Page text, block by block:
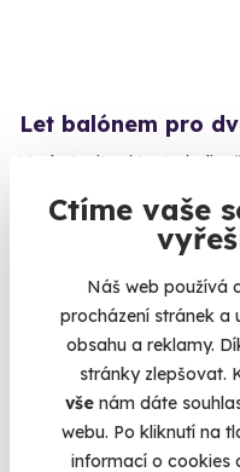
Ctíme vaše
Náš web používá
procházení stránek a
obsahu a reklamy.
stránky zlepšovat.
vše nám dáte
webu. Po kliknutí na
informací o cookies
Let balónem pro
Vychutnejte si tento
Český ráj
(+ 41 dalších lokalit)
6 979 Kč
5 180 Kč
AKCE